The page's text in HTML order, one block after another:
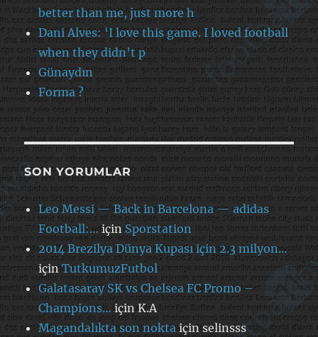
better than me, just more h
Dani Alves: ‘I love this game. I loved football
when they didn’t p
Günaydın
Forma ?
SON YORUMLAR
Leo Messi — Back in Barcelona — adidas
Football:…için Sporstation
2014 Brezilya Dünya Kupası için 2.3 milyon…
içinTutkumuzFutbol
Galatasaray SK vs Chelsea FC Promo –
Champions…içinK.A
Magandalıkta son nokta içinselinsss